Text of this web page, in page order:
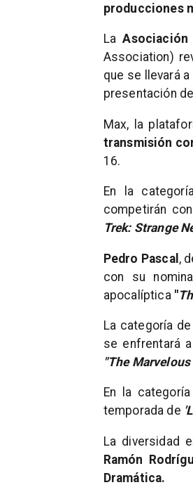
producciones
LaAsociación
Association)
que se llevará a
presentación
Max, la
transmisión
16.
En la
competirán
Trek: Strange
Pedro Pascal ,
con su
apocalíptica "
La categoría de
se enfrentará
"The
En la
temporada de
La diversidad
Ramón
Dramática.